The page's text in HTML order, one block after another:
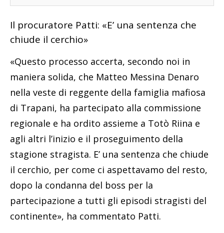
Il procuratore Patti: «E’ una sentenza che
chiude il cerchio»
«Questo processo accerta, secondo noi in
maniera solida, che Matteo Messina Denaro
nella veste di reggente della famiglia mafiosa
di Trapani, ha partecipato alla commissione
regionale e ha ordito assieme a Totò Riina e
agli altri l’inizio e il proseguimento della
stagione stragista. E’ una sentenza che chiude
il cerchio, per come ci aspettavamo del resto,
dopo la condanna del boss per la
partecipazione a tutti gli episodi stragisti del
continente», ha commentato Patti.